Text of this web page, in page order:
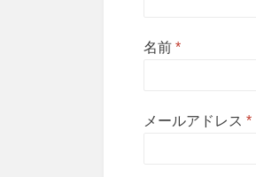
名前 *
メールアドレス *